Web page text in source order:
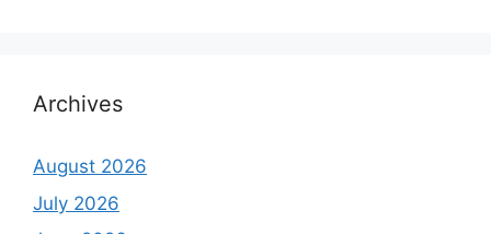
Archives
August 2026
July 2026